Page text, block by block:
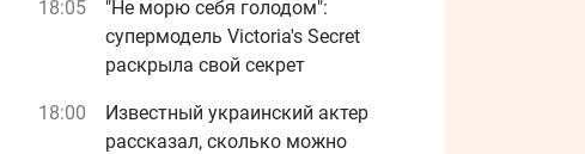
18:05
"Не морю себя голодом":
супермодель Victoria's Secret
раскрыла свой секрет
18:00
Известный украинский актер
рассказал, сколько можно